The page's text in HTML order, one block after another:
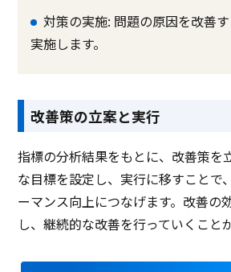
対策の実施: 問題の原因を改善
実施します。
改善策の立案と実行
指標の分析結果をもとに、改善策を
な目標を設定し、実行に移すことで
ーマンス向上につなげます。改善の
し、継続的な改善を行っていくこと